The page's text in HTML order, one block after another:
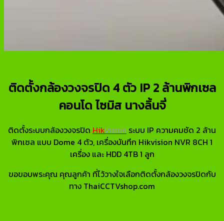
ติดตั้งกล้องวงจรปิด 4 ตัว IP 2 ล้านพิกเซล
คอนโด ไซมิส นางลิ้นจี่
ติดตั้งระบบกล้องวงจรปิด Hikvision ระบบ IP ความคมชัด 2 ล้าน
พิกเซล แบบ Dome 4 ตัว, เครื่องบันทึก Hikvision NVR 8CH 1
เครื่อง และ HDD 4TB 1 ลูก
ขอขอบพระคุณ คุณลูกค้า ที่ไว้วางใจเลือกติดตั้งกล้องวงจรปิดกับ
ทาง ThaiCCTVshop.com